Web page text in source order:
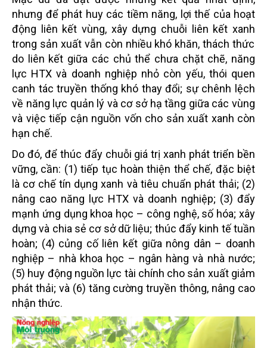
nhưng để phát huy các tiềm năng, lợi thế của hoạt
động
liên kết vùng, xây dựng chuỗi liên kết xanh
trong sản xuất vẫn còn nhiều khó khăn, thách thức
do liên kết giữa các chủ thể chưa chặt chẽ, năng
lực HTX và doanh nghiệp nhỏ còn yếu, thói quen
canh tác truyền thống khó thay đổi; sự chênh lệch
về năng lực quản lý và cơ sở hạ tầng giữa các vùng
và việc tiếp cận nguồn vốn cho sản xuất xanh còn
hạn chế.
Do đó, để thúc đẩy chuỗi giá trị xanh phát triển bền
vững, cần: (1) tiếp tục hoàn thiện thể chế, đặc biệt
là cơ chế tín dụng xanh và tiêu chuẩn phát thải; (2)
nâng cao năng lực HTX và doanh nghiệp; (3) đẩy
mạnh ứng dụng khoa học – công nghệ, số hóa; xây
dựng và chia sẻ cơ sở dữ liệu; thúc đẩy kinh tế tuần
hoàn; (4) củng cố liên kết giữa nông dân – doanh
nghiệp – nhà khoa học – ngân hàng và nhà nước;
(5) huy động nguồn lực tài chính cho sản xuất giảm
phát thải; và (6) tăng cường truyền thông, nâng cao
nhận thức.